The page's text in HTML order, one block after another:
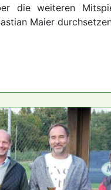
die weiteren
Maier